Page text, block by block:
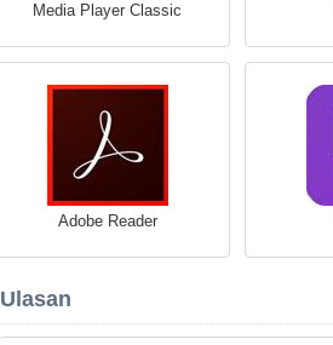
Media Player Classic
Adobe Reader
Ulasan